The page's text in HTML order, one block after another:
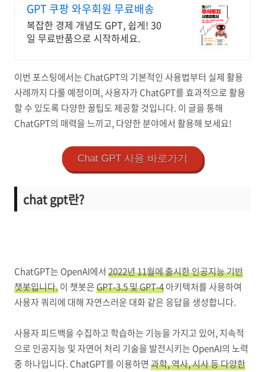
GPT 쿠팡 와우회원 무료배송
복잡한 경제 개념도 GPT, 쉽게! 30
일 무료반품으로 시작하세요.
이번 포스팅에서는 ChatGPT의 기본적인 사용법부터 실제 활용
사례까지 다룰 예정이며, 사용자가 ChatGPT를 효과적으로 활용
할 수 있도록 다양한 꿀팁도 제공할 것입니다. 이 글을 통해
ChatGPT의 매력을 느끼고, 다양한 분야에서 활용해 보세요!
Chat GPT 사용 바로가기
chat gpt란?
ChatGPT는 OpenAI에서 2022년 11월에 출시한 인공지능 기반
챗봇입니다.이 챗봇은GPT-3.5 및 GPT-4아키텍처를 사용하여
사용자 쿼리에 대해 자연스러운 대화 같은 응답을 생성합니다.
사용자 피드백을 수집하고 학습하는 기능을 가지고 있어, 지속적
으로 인공지능 및 자연어 처리 기술을 발전시키는 OpenAI의 노력
중 하나입니다. ChatGPT를 이용하면 과학, 역사, 시사 등 다양한